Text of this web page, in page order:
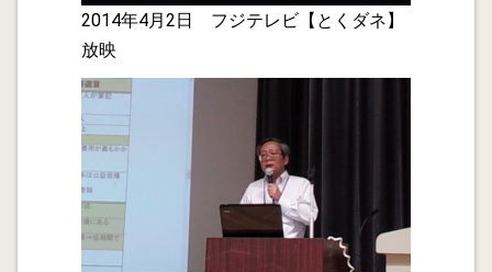
ミナーが２０１４年５月９日１４時から所沢商工会議所
会議室で開催されます。私は「遺言教室～活き活き生活
を送るために～」のテーマで約１時間お話をさせていた
だきます。参加費は無料ですが、定員６０名の事前予約
ール等で連絡いただければ取次ぎいたします。
2014.04.02
4/2 本日のフジテレビ 【とくダネ】の特集「離婚の損
得」で年金分割に関し、先週、拙宅で取材を受けたとき
の私の顔写真と名前が、放映されました。覧いただいた
2014年4月2日 フジテレビ【とくダネ】
放映